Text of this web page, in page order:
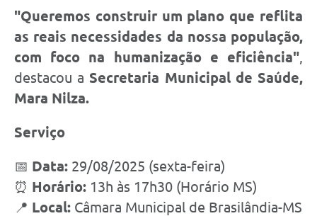
"Queremos construir um plano que reflita
as reais necessidades da nossa população,
com foco na humanização e eficiência",
destacou a Secretaria Municipal de Saúde,
Mara Nilza.
Serviço
📅 Data: 29/08/2025 (sexta-feira)
⏰ Horário: 13h às 17h30 (Horário MS)
📍 Local: Câmara Municipal de Brasilândia-MS